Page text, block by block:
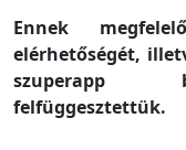
Ennek
elérhetőségét,
szuperapp
felfüggesztettük.